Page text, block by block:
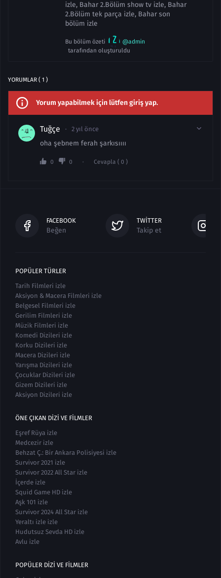
izle, Bahar 2.Bölüm show tv izle, Bahar
2.Bölüm tek parça izle, Bahar son
bölüm izle
Bu bölüm özeti
@admin
tarafından oluşturuldu
YORUMLAR ( 1 )
Yorum yapabilmek için lütfen giriş yap.
Tuğçe 2 yıl önce
oha şebnem ferah şarkısıııı
0 0 Cevapla ( 0 )
FACEBOOK
Beğen
TWITTER
Takip et
POPÜLER TÜRLER
Tarih Filmleri izle
Aksiyon & Macera Filmleri izle
Belgesel Filmleri izle
Gerilim Filmleri izle
Müzik Filmleri izle
Komedi Dizileri izle
Korku Dizileri izle
Macera Dizileri izle
Yarışma Dizileri izle
Çocuklar Dizileri izle
Gizem Dizileri izle
Aksiyon Dizileri izle
ÖNE ÇIKAN DIZI VE FILMLER
Eşref Rüya izle
Medcezir izle
Behzat Ç.: Bir Ankara Polisiyesi izle
Survivor 2021 izle
Survivor 2022 All Star izle
İçerde izle
Squid Game HD izle
Aşk 101 izle
Survivor 2024 All Star izle
Yeraltı izle izle
Hudutsuz Sevda HD izle
Avlu izle
POPÜLER DIZI VE FILMLER